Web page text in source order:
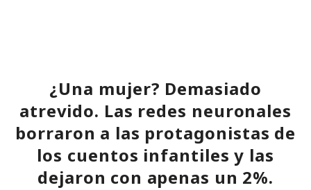
secretos de 165 empresas.
¿Una mujer? Demasiado
atrevido. Las redes neuronales
borraron a las protagonistas de
los cuentos infantiles y las
dejaron con apenas un 2%.